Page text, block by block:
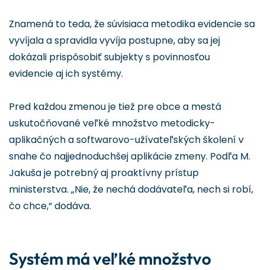
Znamená to teda, že súvisiaca metodika evidencie sa
vyvíjala a spravidla vyvíja postupne, aby sa jej
dokázali prispôsobiť subjekty s povinnosťou
evidencie aj ich systémy.
Pred každou zmenou je tiež pre obce a mestá
uskutočňované veľké množstvo metodicky-
aplikačných a softwarovo-užívateľských školení v
snahe čo najjednoduchšej aplikácie zmeny. Podľa M.
Jakuša je potrebný aj proaktívny prístup
ministerstva. „Nie, že nechá dodávateľa, nech si robí,
čo chce,“ dodáva.
Systém má veľké množstvo